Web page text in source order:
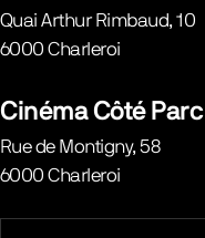
Quai Arthur Rimbaud, 10
6000 Charleroi
Cinéma Côté Parc
Rue de Montigny, 58
6000 Charleroi